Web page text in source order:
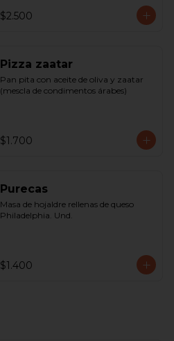
$2.500
Pizza zaatar
Pan pita con aceite de oliva y zaatar
(mescla de condimentos árabes)
$1.700
Purecas
Masa de hojaldre rellenas de queso
Philadelphia. Und.
$1.400